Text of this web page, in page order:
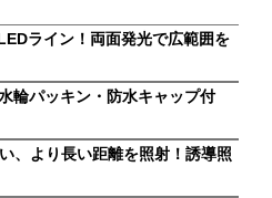
ライン！両面発光で広範囲を
輪パッキン・防水キャップ付
、より長い距離を照射！誘導照